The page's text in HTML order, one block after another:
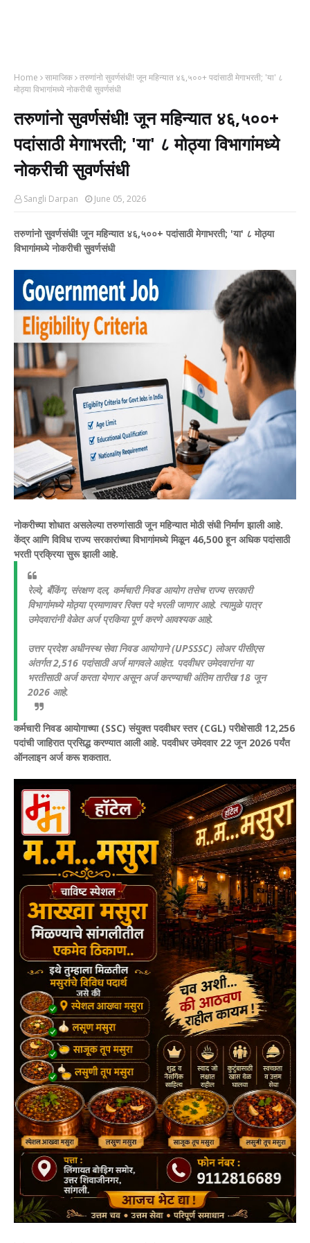
Home सामाजिक तरुणांनो सुवर्णसंधी! जून महिन्यात ४६,५००+ पदांसाठी मेगाभरती; 'या' ८
मोठ्या विभागांमध्ये नोकरीची सुवर्णसंधी
तरुणांनो सुवर्णसंधी! जून महिन्यात ४६,५००+
पदांसाठी मेगाभरती; 'या' ८ मोठ्या विभागांमध्ये
नोकरीची सुवर्णसंधी
Sangli Darpan June 05, 2026
तरुणांनो सुवर्णसंधी! जून महिन्यात ४६,५००+ पदांसाठी मेगाभरती; 'या' ८ मोठ्या
विभागांमध्ये नोकरीची सुवर्णसंधी
नोकरीच्या शोधात असलेल्या तरुणांसाठी जून महिन्यात मोठी संधी निर्माण झाली आहे.
केंद्र आणि विविध राज्य सरकारांच्या विभागांमध्ये मिळून 46,500 हून अधिक पदांसाठी
भरती प्रक्रिया सुरू झाली आहे.
रेल्वे, बँकिंग, संरक्षण दल, कर्मचारी निवड आयोग तसेच राज्य सरकारी
विभागांमध्ये मोठ्या प्रमाणावर रिक्त पदे भरली जाणार आहे. त्यामुळे पात्र
उमेदवारांनी वेळेत अर्ज प्रकिया पूर्ण करणे आवश्यक आहे.
उत्तर प्रदेश अधीनस्थ सेवा निवड आयोगाने (UPSSSC) लोअर पीसीएस
अंतर्गत 2,516 पदांसाठी अर्ज मागवले आहेत. पदवीधर उमेदवारांना या
भरतीसाठी अर्ज करता येणार असून अर्ज करण्याची अंतिम तारीख 18 जून
2026 आहे.
कर्मचारी निवड आयोगाच्या (SSC) संयुक्त पदवीधर स्तर (CGL) परीक्षेसाठी 12,256
पदांची जाहिरात प्रसिद्ध करण्यात आली आहे. पदवीधर उमेदवार 22 जून 2026 पर्यंत
ऑनलाइन अर्ज करू शकतात.